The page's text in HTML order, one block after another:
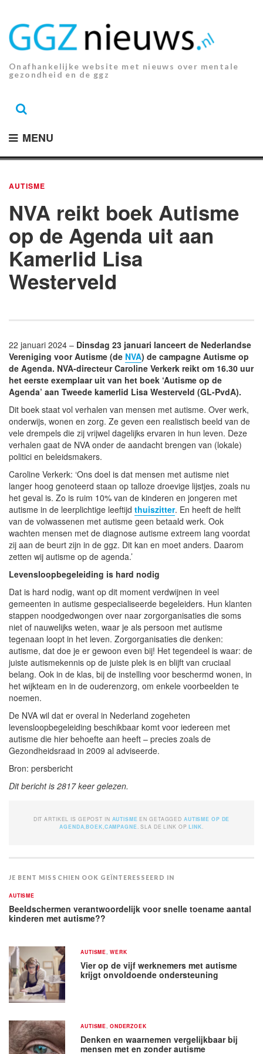
inhoud.
Onafhankelijke website met nieuws over mentale
gezondheid en de ggz
MENU
AUTISME
NVA reikt boek Autisme
op de Agenda uit aan
Kamerlid Lisa
Westerveld
22 januari 2024 – Dinsdag 23 januari lanceert de Nederlandse
Vereniging voor Autisme (de NVA) de campagne Autisme op
de Agenda. NVA-directeur Caroline Verkerk reikt om 16.30 uur
het eerste exemplaar uit van het boek ‘Autisme op de
Agenda’ aan Tweede kamerlid Lisa Westerveld (GL-PvdA).
Dit boek staat vol verhalen van mensen met autisme. Over werk,
onderwijs, wonen en zorg. Ze geven een realistisch beeld van de
vele drempels die zij vrijwel dagelijks ervaren in hun leven. Deze
verhalen gaat de NVA onder de aandacht brengen van (lokale)
politici en beleidsmakers.
Caroline Verkerk: ‘Ons doel is dat mensen met autisme niet
langer hoog genoteerd staan op talloze droevige lijstjes, zoals nu
het geval is. Zo is ruim 10% van de kinderen en jongeren met
autisme in de leerplichtige leeftijd thuiszitter. En heeft de helft
van de volwassenen met autisme geen betaald werk. Ook
wachten mensen met de diagnose autisme extreem lang voordat
zij aan de beurt zijn in de ggz. Dit kan en moet anders. Daarom
zetten wij autisme op de agenda.’
Levensloopbegeleiding is hard nodig
Dat is hard nodig, want op dit moment verdwijnen in veel
gemeenten in autisme gespecialiseerde begeleiders. Hun klanten
stappen noodgedwongen over naar zorgorganisaties die soms
niet of nauwelijks weten, waar je als persoon met autisme
tegenaan loopt in het leven. Zorgorganisaties die denken:
autisme, dat doe je er gewoon even bij! Het tegendeel is waar: de
juiste autismekennis op de juiste plek is en blijft van cruciaal
belang. Ook in de klas, bij de instelling voor beschermd wonen, in
het wijkteam en in de ouderenzorg, om enkele voorbeelden te
noemen.
De NVA wil dat er overal in Nederland zogeheten
levensloopbegeleiding beschikbaar komt voor iedereen met
autisme die hier behoefte aan heeft – precies zoals de
Gezondheidsraad in 2009 al adviseerde.
Bron: persbericht
Dit bericht is 2817 keer gelezen.
DIT ARTIKEL IS GEPOST IN AUTISME EN GETAGGED AUTISME OP DE
AGENDA ,BOEK CAMPAGNE . SLA DE LINK OPLINK
JE BENT MISSCHIEN OOK GEÏNTERESSEERD IN
AUTISME
Beeldschermen verantwoordelijk voor snelle toename aantal
kinderen met autisme??
AUTISME WERK
Vier op de vijf werknemers met autisme
krijgt onvoldoende ondersteuning
AUTISME ONDERZOEK
Denken en waarnemen vergelijkbaar bij
mensen met en zonder autisme